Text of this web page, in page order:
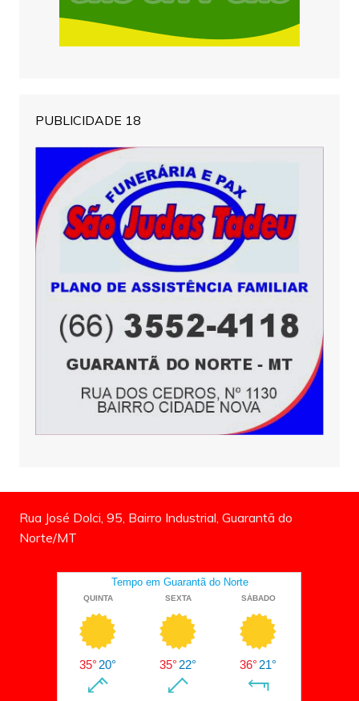
PUBLICIDADE 18
Rua José Dolci, 95, Bairro Industrial, Guarantã do
Norte/MT